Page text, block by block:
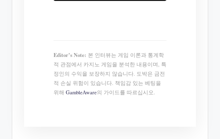
Editor’s Note: 본 인터뷰는 게임 이론과 통계학
적 관점에서 카지노 게임을 분석한 내용이며, 특
정인의 수익을 보장하지 않습니다. 도박은 금전
적 손실 위험이 있습니다. 책임감 있는 베팅을
위해 GambleAware의 가이드를 따르십시오.